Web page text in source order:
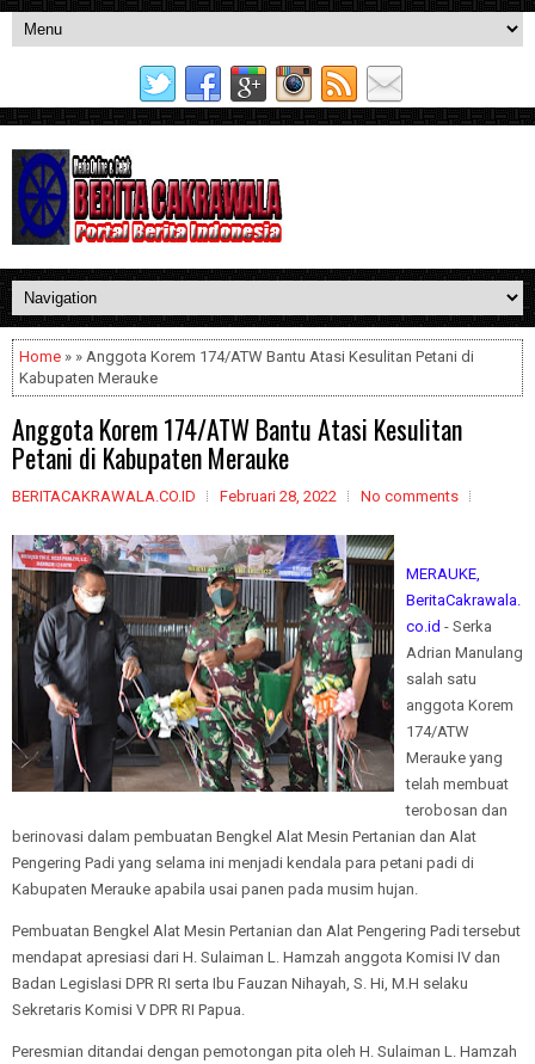
Home » » Anggota Korem 174/ATW Bantu Atasi Kesulitan Petani di
Kabupaten Merauke
Anggota Korem 174/ATW Bantu Atasi Kesulitan
Petani di Kabupaten Merauke
BERITACAKRAWALA.CO.ID Februari 28, 2022 No comments
MERAUKE,
BeritaCakrawala.
co.id - Serka
Adrian Manulang
salah satu
anggota Korem
174/ATW
Merauke yang
telah membuat
terobosan dan
berinovasi dalam pembuatan Bengkel Alat Mesin Pertanian dan Alat
Pengering Padi yang selama ini menjadi kendala para petani padi di
Kabupaten Merauke apabila usai panen pada musim hujan.
Pembuatan Bengkel Alat Mesin Pertanian dan Alat Pengering Padi tersebut
mendapat apresiasi dari H. Sulaiman L. Hamzah anggota Komisi IV dan
Badan Legislasi DPR RI serta Ibu Fauzan Nihayah, S. Hi, M.H selaku
Sekretaris Komisi V DPR RI Papua.
Peresmian ditandai dengan pemotongan pita oleh H. Sulaiman L. Hamzah